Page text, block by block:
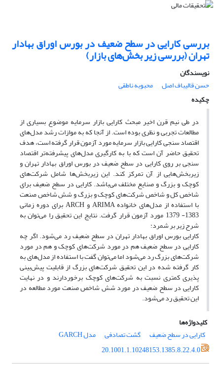
بررسی کارایی در سطح ضعیف در بورس اوراق بهادار
تهران (بررسی زیر بخش‌های بازار)
نویسندگان
حسن قالیباف اصل
محبوبه ناطقی
چکیده
در طی نیم قرن اخیر مبحث کارایی بازار سرمایه موضوع بسیاری از
مطالعات تجربی و نظری بوده است. از آنجا که به موازات رشد مدل‌های
اقتصاد سنجی کارایی بازار سرمایه مورد آزمون قرار گرفته است، هدف
تحقیق حاضر آن است که با به کارگیری مدل‌های پیشرفته‌تر اقتصاد
سنجی بر روی کارایی در سطح ضعیف در بورس اوراق بهادار تهران و
زیربخش‌هایی از آن تمرکز کند. این زیربخش‌ها شامل شرکت‌های
کوچک و بزرگ و صنایع مختلف می‌باشد. کارایی در سطح ضعیف برای
شاخص کل و شاخص شرکت‌های کوچک و بزرگ و شش شاخص صنعت
با استفاده از مدل‌های خانواده ARIMA و ARCH برای دوره زمانی
1383- 1379 مورد آزمون قرار گرفت. نتایج این تحقیق را می‌توان به
شرح زیر بر شمرد:
کارایی بورس اوراق بهادار تهران در سطح ضعیف رد می‌شود. اگر چه
کارایی در سطح ضعیف هم در مورد شرکت‌های کوچک و هم در مورد
شرکت‌های بزرگ رد می‌شود اما می‌توان گفت با استفاده از مدل‌های به
کار گرفته شده در این تحقیق شرکت‌های بزرگ از قابلیت پیش‌بینی
پذیری کمتری نسبت به شرکت‌های کوچک برخوردارند و در نهایت
کارایی در سطح ضعیف در مورد شش شاخص صنعت مورد مطالعه در
این تحقیق رد می‌شود.
کلیدواژه‌ها
کارایی در سطح ضعیف
گشت تصادفی
مدل GARCH
20.1001.1.10248153.1385.8.22.4.0